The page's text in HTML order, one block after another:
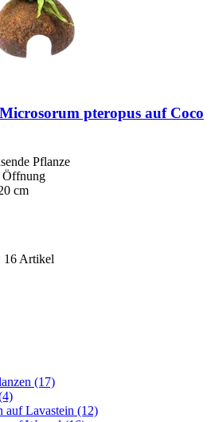
Microsorum pteropus auf Coco
Pflanze
Öffnung
cm
16 Artikel
(17)
auf Lavastein (12)